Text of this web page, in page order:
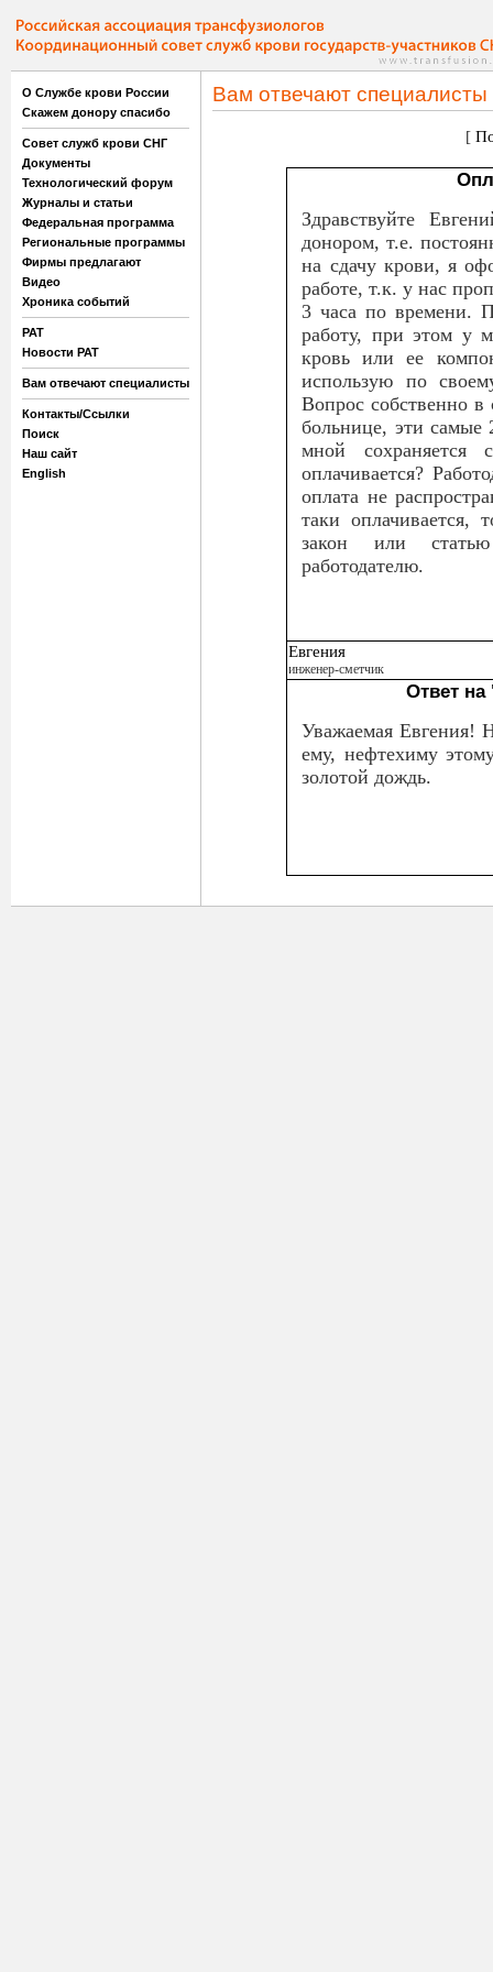
О Службе крови России
Скажем донору спасибо
Совет служб крови СНГ
Документы
Технологический форум
Журналы и статьи
Федеральная программа
Региональные программы
Фирмы предлагают
Видео
Хроника событий
РАТ
Новости РАТ
Вам отвечают специалисты
Контакты/Ссылки
Поиск
Наш сайт
English
Вам отвечают специалисты
[
Здравствуйте
донором, т.е.
на сдачу крови, я
работе, т.к. у нас
3 часа по времени.
работу, при этом у
кровь или ее
использую по
Вопрос собственно
больнице, эти самые
мной сохраняется
оплачивается?
оплата не
таки
закон или
работодателю.
Евгения
инженер-сметчик
Ответ
Уважаемая Евгения!
ему, нефтехиму
золотой дождь.